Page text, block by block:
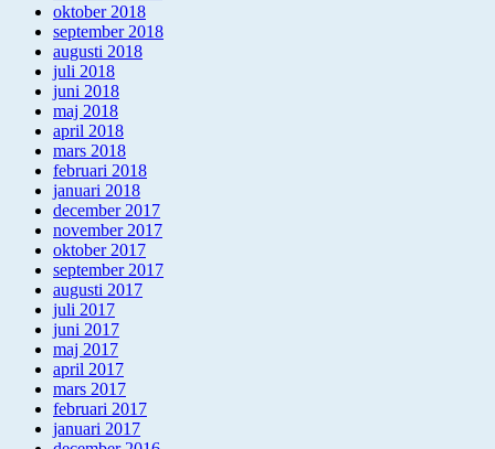
oktober 2018
september 2018
augusti 2018
juli 2018
juni 2018
maj 2018
april 2018
mars 2018
februari 2018
januari 2018
december 2017
november 2017
oktober 2017
september 2017
augusti 2017
juli 2017
juni 2017
maj 2017
april 2017
mars 2017
februari 2017
januari 2017